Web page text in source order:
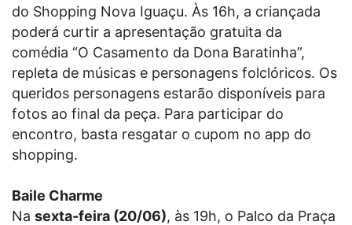
do Shopping Nova Iguaçu. Às 16h, a criançada
poderá curtir a apresentação gratuita da
comédia “O Casamento da Dona Baratinha”,
repleta de músicas e personagens folclóricos. Os
queridos personagens estarão disponíveis para
fotos ao final da peça. Para participar do
encontro, basta resgatar o cupom no app do
shopping.
Baile Charme
Na sexta-feira (20/06), às 19h, o Palco da Praça